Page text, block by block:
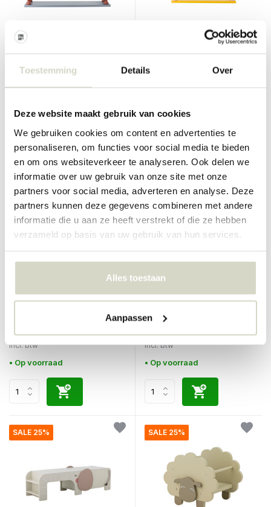
Toestemming Details Over
Deze website maakt gebruik van cookies
We gebruiken cookies om content en advertenties te
personaliseren, om functies voor social media te bieden
en om ons websiteverkeer te analyseren. Ook delen we
informatie over uw gebruik van onze site met onze
partners voor social media, adverteren en analyse. Deze
partners kunnen deze gegevens combineren met andere
informatie die u aan ze heeft verstrekt of die ze hebben
verzameld op basis van uw gebruik van hun services.
Alles toestaan
Aanpassen
Bibiola wandplank blauw
€94,90 €71,17
• Op voorraad
Bibiola wandplank geel
• Op voorraad
SALE 25%
Bloomingville Mini
€67,90 €50,92
Incl. btw
• Op voorraad
SALE 25%
Bloomingville Mini
€229,00 €171,75
Incl. btw
• Op voorraad
SALE 25% SALE 25%